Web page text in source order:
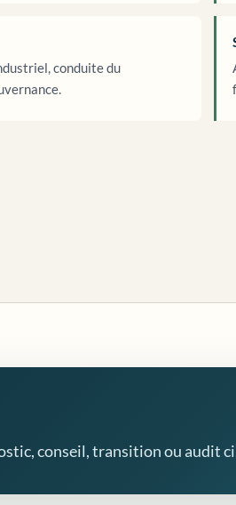
conduite du
conseil, transition ou audit